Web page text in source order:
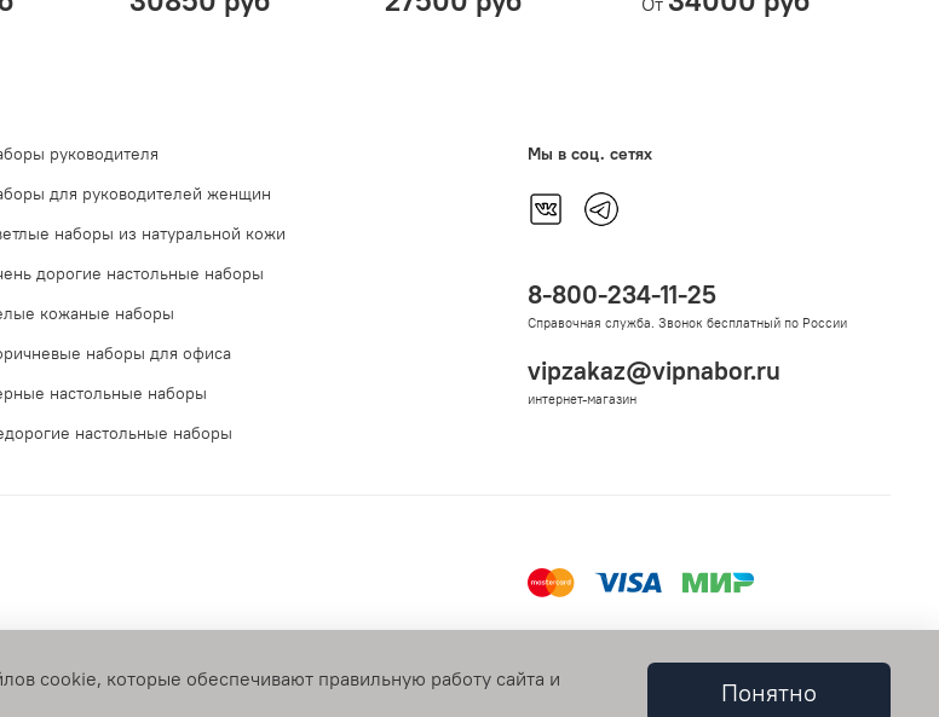
руководителя
для руководителей женщин
наборы из натуральной кожи
дорогие настольные наборы
кожаные наборы
наборы для офиса
настольные наборы
настольные наборы
Мы в соц. сетях
8-800-234-11-25
Справочная служба. Звонок бесплатный по России
vipzakaz@vipnabor.ru
интернет-магазин
запрещено
cookie, которые обеспечивают правильную работу сайта и
Понятно